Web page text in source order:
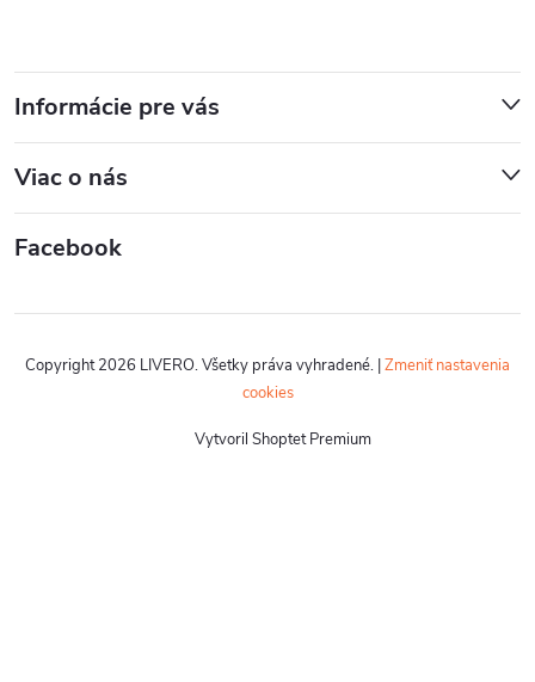
Informácie pre vás
Viac o nás
Facebook
Vytvoril Shoptet Premium
Copyright 2026 LIVERO. Všetky práva vyhradené. |Zmeniť nastavenia
cookies